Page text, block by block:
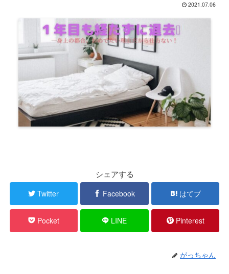
2021.07.06
シェアする
Twitter Facebook はてブ
Pocket LINE Pinterest
がっちゃん